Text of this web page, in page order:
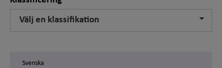
Välj en klassifikation
Svenska